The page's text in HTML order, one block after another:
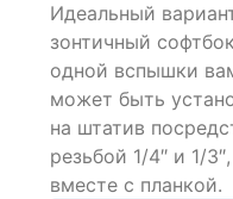
on
customer
ratings
Идеальный
зонтичный
одной вспышки
может быть
на штатив
резьбой 1/4″ и 1/
вместе с планкой.